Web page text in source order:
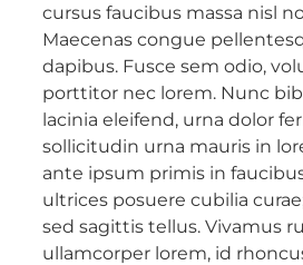
cursus faucibus massa nisl
Maecenas congue
dapibus. Fusce sem odio,
porttitor nec lorem. Nunc
lacinia eleifend, urna dolor
sollicitudin urna mauris in
ante ipsum primis in
ultrices posuere cubilia
sed sagittis tellus. Vivamus
ullamcorper lorem, id